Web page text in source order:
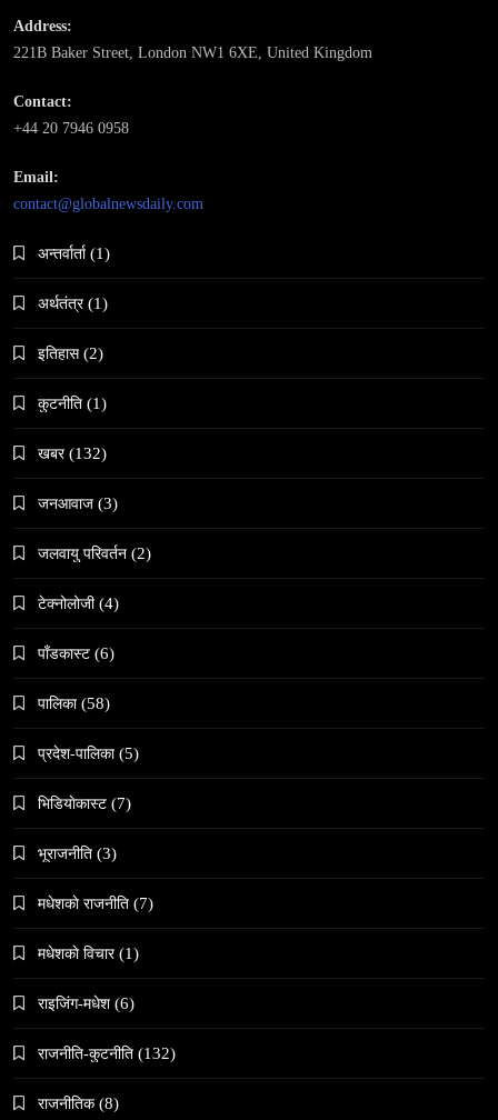
समाज
हुम्लामा चैतलो पर्वको रौनक, सांस्कृतिक कार्यक्रम सम्पन्न
May 6, 2024
Address:
221B Baker Street, London NW1 6XE, United Kingdom
Contact:
+44 20 7946 0958
Email:
contact@globalnewsdaily.com
अन्तर्वार्ता (1)
अर्थतंत्र (1)
इतिहास (2)
कुटनीति (1)
खबर (132)
जनआवाज (3)
जलवायु परिवर्तन (2)
टेक्नोलोजी (4)
पाँडकास्ट (6)
पालिका (58)
प्रदेश-पालिका (5)
भिडियाेकास्ट (7)
भूराजनीति (3)
मधेशकाे राजनीति (7)
मधेशकाे विचार (1)
राइजिंग-मधेश (6)
राजनीति-कुटनीति (132)
राजनीतिक (8)